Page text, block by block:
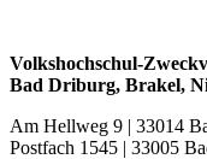
Volkshochschul-
Bad Driburg, Brakel,
Am Hellweg 9 | 33014
Postfach 1545 | 33005